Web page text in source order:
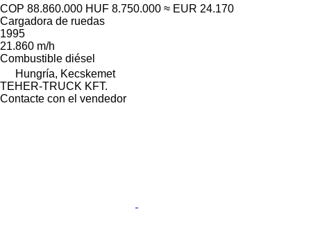
COP 88.860.000 HUF 8.750.000 ≈ EUR 24.170
Cargadora de ruedas
1995
21.860 m/h
Combustible diésel
Hungría, Kecskemet
TEHER-TRUCK KFT.
Contacte con el vendedor